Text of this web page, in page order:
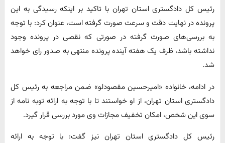
رئیس کل دادگستری استان تهران با تاکید بر اینکه رسیدگی به این
پرونده در نهایت دقت و سرعت صورت گرفته است، عنوان کرد: با توجه
به بررسی‌های صورت گرفته در صورتی که نقصی در پرونده وجود
نداشته باشد، ظرف یک هفته آینده پرونده منتهی به صدور رای خواهد
شد.
در ادامه، خانواده «امیرحسین مقصودلو» ضمن مراجعه به رئیس کل
دادگستری استان تهران، از او خواستند تا با توجه به ارائه توبه نامه از
سوی این شخص، امکان تخفیف مجازات وی مورد بررسی قرار گیرد.
رئیس کل دادگستری استان تهران نیز گفت: با توجه به ارائه